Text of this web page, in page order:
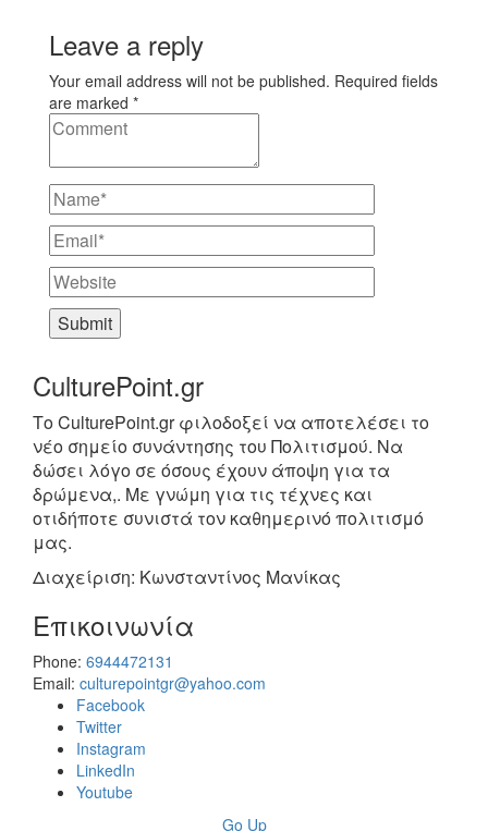
Leave a reply
Your email address will not be published. Required fields
are marked *
CulturePoint.gr
Το CulturePoint.gr φιλοδοξεί να αποτελέσει το
νέο σημείο συνάντησης του Πολιτισμού. Να
δώσει λόγο σε όσους έχουν άποψη για τα
δρώμενα,. Με γνώμη για τις τέχνες και
οτιδήποτε συνιστά τον καθημερινό πολιτισμό
μας.
Διαχείριση: Κωνσταντίνος Μανίκας
Επικοινωνία
Phone: 6944472131
Email: culturepointgr@yahoo.com
Facebook
Twitter
Instagram
LinkedIn
Youtube
Go Up